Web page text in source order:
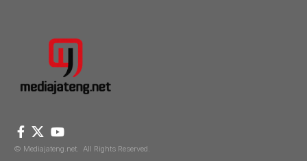
© Mediajateng.net. All Rights Reserved.